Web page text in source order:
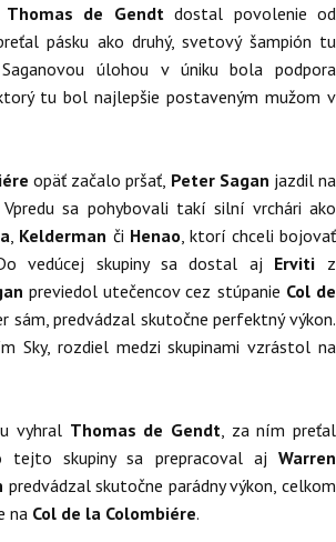
Thomas de Gendt dostal povolenie od
preťal pásku ako druhý, svetový šampión tu
úlohou v úniku bola podpora
tu bol najlepšie postaveným mužom v
opäť začalo pršať, Peter Sagan jazdil na
Vpredu sa pohybovali takí silní vrchári ako
Kelderman či Henao , ktorí chceli bojovať
vedúcej skupiny sa dostal aj Erviti z
previedol utečencov cez stúpanie Col de
sám, predvádzal skutočne perfektný výkon.
Sky, rozdiel medzi skupinami vzrástol na
vyhral Thomas de Gendt , za ním preťal
tejto skupiny sa prepracoval aj Warren
predvádzal skutočne parádny výkon, celkom
na Col de la Colombiére.